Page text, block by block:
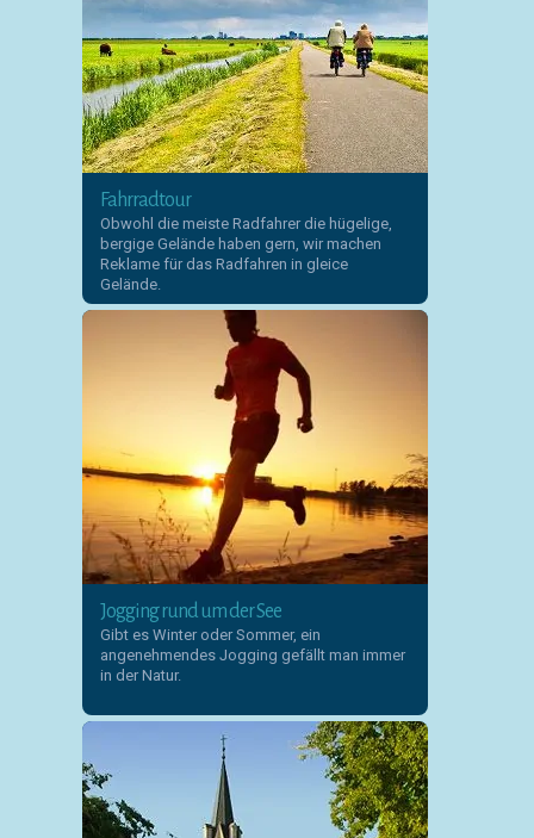
Fahrradtour
Obwohl die meiste Radfahrer die hügelige,
bergige Gelände haben gern, wir machen
Reklame für das Radfahren in gleice
Gelände.
Jogging rund um der See
Gibt es Winter oder Sommer, ein
angenehmendes Jogging gefällt man immer
in der Natur.